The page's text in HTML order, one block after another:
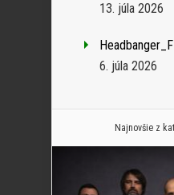
13. júla 2026
6. júla 2026
Najnovšie z